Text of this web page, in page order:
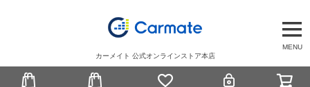
MENU
カーメイト 公式オンラインストア本店